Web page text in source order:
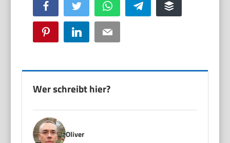
Facebook Twitter WhatsApp Telegram Buffer
Pinterest LinkedIn Email
Wer schreibt hier?
Oliver